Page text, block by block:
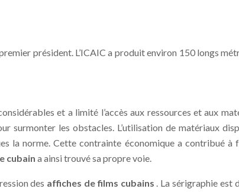
président. L’ICAIC a produit environ 150 longs
et a limité l’accès aux ressources et aux
surmonter les obstacles. L’utilisation de matériaux
la norme. Cette contrainte économique a contribué à
cubain a ainsi trouvé sa propre voie.
des affiches de films cubains . La sérigraphie est